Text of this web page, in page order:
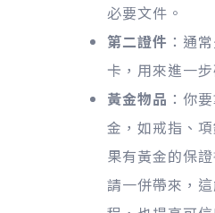
必要文件。
第二證件 ：通
卡，用來進一
黃金物品 ：你
金，如戒指、
果有黃金的保
請一併帶來，